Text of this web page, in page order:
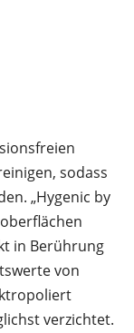
sodass
„Hygenic by
in Berührung
von
verzichtet.